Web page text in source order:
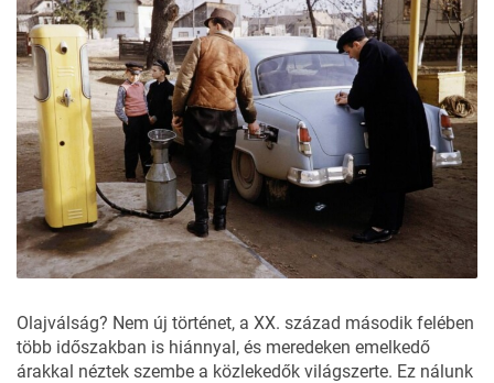
Olajválság? Nem új történet, a XX. század második felében
több időszakban is hiánnyal, és meredeken emelkedő
árakkal néztek szembe a közlekedők világszerte. Ez nálunk